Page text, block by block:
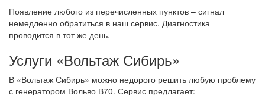
Появление любого из перечисленных пунктов – сигнал
немедленно обратиться в наш сервис. Диагностика
проводится в тот же день.
Услуги «Вольтаж Сибирь»
В «Вольтаж Сибирь» можно недорого решить любую проблему
с генератором Вольво В70. Сервис предлагает: